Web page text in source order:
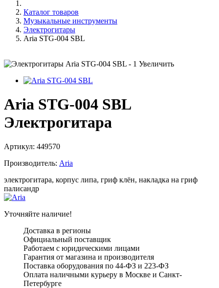
Каталог товаров
Музыкальные инструменты
Электрогитары
Aria STG-004 SBL
Увеличить
Aria STG-004 SBL
Электрогитара
Артикул: 449570
Производитель: Aria
электрогитара, корпус липа, гриф клён, накладка на гриф
палисандр
Уточняйте наличие!
Доставка в регионы
Официальный поставщик
Работаем с юридическими лицами
Гарантия от магазина и производителя
Поставка оборудования по 44-ФЗ и 223-ФЗ
Оплата наличными курьеру в Москве и Санкт-
Петербурге